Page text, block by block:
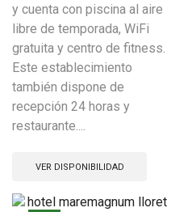
y cuenta con piscina al aire
libre de temporada, WiFi
gratuita y centro de fitness.
Este establecimiento
también dispone de
recepción 24 horas y
restaurante....
VER DISPONIBILIDAD